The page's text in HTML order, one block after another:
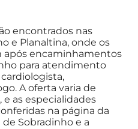
encontrados nas
e Planaltina, onde os
encaminhamentos
para atendimento
A oferta varia de
e as especialidades
na página da
de Sobradinho e a